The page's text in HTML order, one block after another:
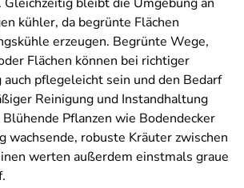
kühler, da begrünte Flächen
erzeugen. Begrünte Wege,
Flächen können bei richtiger
pflegeleicht sein und den Bedarf
Reinigung und Instandhaltung
Pflanzen wie Bodendecker
wachsende, robuste Kräuter zwischen
werten außerdem einstmals graue